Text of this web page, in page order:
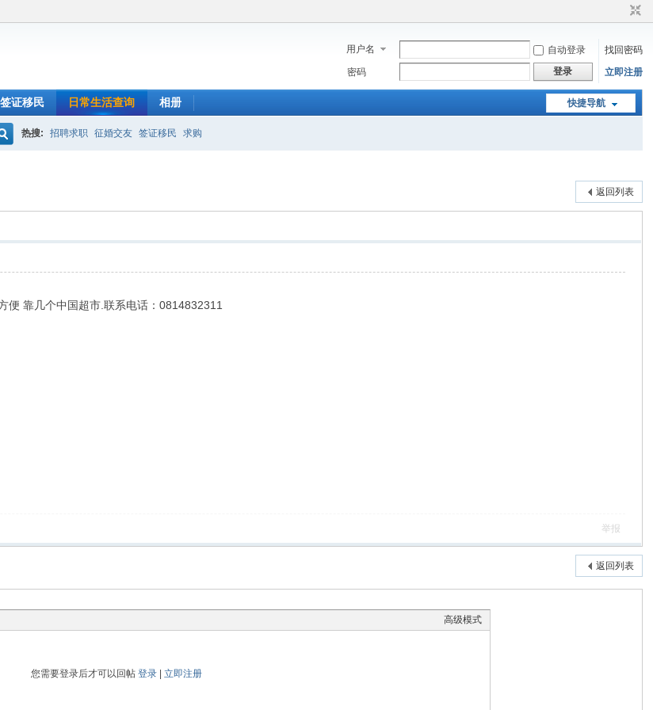
用户名 自动登录
找回密码
密码
登录 立即注册
快捷导航
签证移民 日常生活查询 相册
热搜: 招聘求职 征婚交友 签证移民 求购
返回列表
便 靠几个中国超市.联系电话：0814832311
举报
返回列表
高级模式
您需要登录后才可以回帖登录 |立即注册